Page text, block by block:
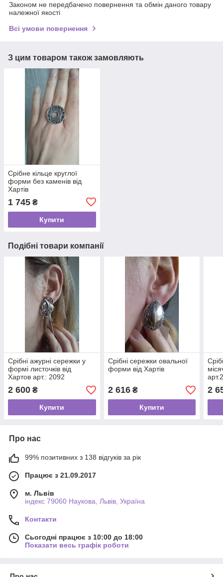
Законом не передбачено повернення та обмін даного товару
належної якості
Всі умови повернення
З цим товаром також замовляють
Срібне кільце круглої
форми без каменів від
Хартів
1 745 ₴
Купити
Подібні товари компанії
Срібні ажурні сережки у
формі листочків від
Хартов арт.: 2092
2 600 ₴
Купити
Срібні сережки овальної
форми від Хартів
2 616₴
Купити
2
Про нас
99% позитивних з 138 відгуків за рік
Працює з 21.09.2017
м. Львів
індекс 79060 Наукова, Львів, Україна
Контакти
Сьогодні працює з 10:00 до 18:00
Показати весь графік роботи